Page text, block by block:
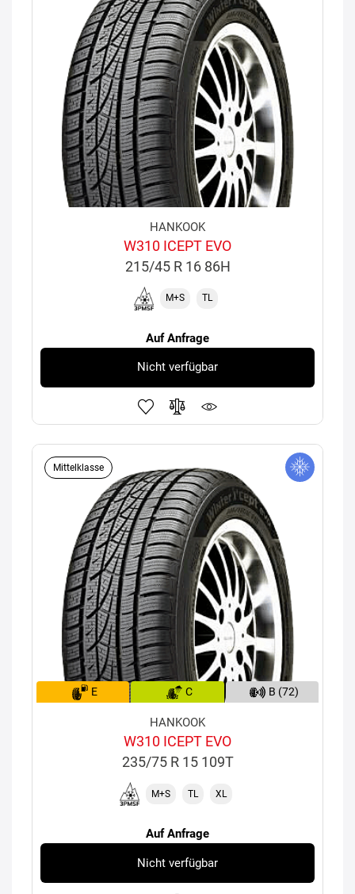
HANKOOK
W310 ICEPT EVO
215/45 R 16 86H
M+S TL
Auf Anfrage
Nicht verfügbar
Mittelklasse
E C B (72)
HANKOOK
W310 ICEPT EVO
235/75 R 15 109T
M+S TL XL
Auf Anfrage
Nicht verfügbar